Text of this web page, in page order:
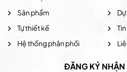
Sản phẩm
Tự thiết kế
Hệ thống phân phối
ĐĂNG KÝ NHẬN